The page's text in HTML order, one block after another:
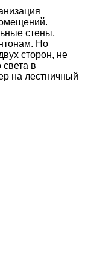
стены,
Но
сторон, не
света в
на лестничный